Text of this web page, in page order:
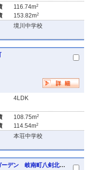
116.74m2
153.82m2
境川中学校
4LDK
108.75m2
114.54m2
本荘中学校
【新築一戸建て】クレイドルガーデン 岐南町八剣北第6 1号棟